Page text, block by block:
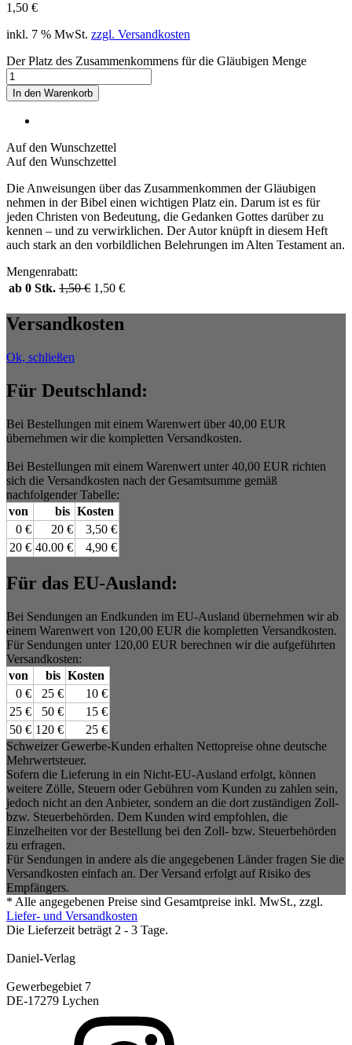
1,50 €
inkl. 7 % MwSt. zzgl. Versandkosten
Der Platz des Zusammenkommens für die Gläubigen Menge
In den Warenkorb
Auf den Wunschzettel
Auf den Wunschzettel
Die Anweisungen über das Zusammenkommen der Gläubigen
nehmen in der Bibel einen wichtigen Platz ein. Darum ist es für
jeden Christen von Bedeutung, die Gedanken Gottes darüber zu
kennen – und zu verwirklichen. Der Autor knüpft in diesem Heft
auch stark an den vorbildlichen Belehrungen im Alten Testament an.
Mengenrabatt:
ab 0 Stk. 1,50€ 1,50 €
Versandkosten
Ok, schließen
Für Deutschland:
Bei Bestellungen mit einem Warenwert über 40,00 EUR
übernehmen wir die kompletten Versandkosten.
Bei Bestellungen mit einem Warenwert unter 40,00 EUR richten
sich die Versandkosten nach der Gesamtsumme gemäß
nachfolgender Tabelle:
von
bis Kosten
0 €
20 €
3,50 €
20 € 40.00 € 4,90 €
Für das EU-Ausland:
Bei Sendungen an Endkunden im EU-Ausland übernehmen wir ab
einem Warenwert von 120,00 EUR die kompletten Versandkosten.
Für Sendungen unter 120,00 EUR berechnen wir die aufgeführten
Versandkosten:
von
bis Kosten
0 €
25 €
10 €
25 €
50 €
15 €
50 € 120 €
25 €
Schweizer Gewerbe-Kunden erhalten Nettopreise ohne deutsche
Mehrwertsteuer.
Sofern die Lieferung in ein Nicht-EU-Ausland erfolgt, können
weitere Zölle, Steuern oder Gebühren vom Kunden zu zahlen sein,
jedoch nicht an den Anbieter, sondern an die dort zuständigen Zoll-
bzw. Steuerbehörden. Dem Kunden wird empfohlen, die
Einzelheiten vor der Bestellung bei den Zoll- bzw. Steuerbehörden
zu erfragen.
Für Sendungen in andere als die angegebenen Länder fragen Sie die
Versandkosten einfach an. Der Versand erfolgt auf Risiko des
Empfängers.
* Alle angegebenen Preise sind Gesamtpreise inkl. MwSt., zzgl.
Liefer- und Versandkosten
Die Lieferzeit beträgt 2 - 3 Tage.
Daniel-Verlag
Gewerbegebiet 7
DE-17279 Lychen